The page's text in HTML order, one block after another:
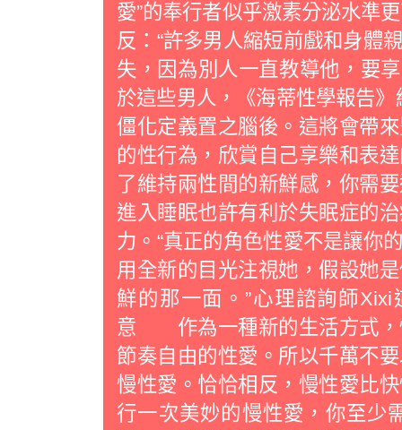
愛”的奉行者似乎激素分泌水準
反：“許多男人縮短前戲和身體
失，因為別人一直教導他，要
於這些男人，《海蒂性學報告
僵化定義置之腦後。這將會帶
的性行為，欣賞自己享樂和
了維持兩性間的新鮮感，你需
進入睡眠也許有利於失眠症的
力。“真正的角色性愛不是讓你
用全新的目光注視她，假設她
鮮的那一面。”心理諮詢師
意 作為一種新的生活方式，
節奏自由的性愛。所以千萬不
慢性愛。恰恰相反，慢性愛比
行一次美妙的慢性愛，你至